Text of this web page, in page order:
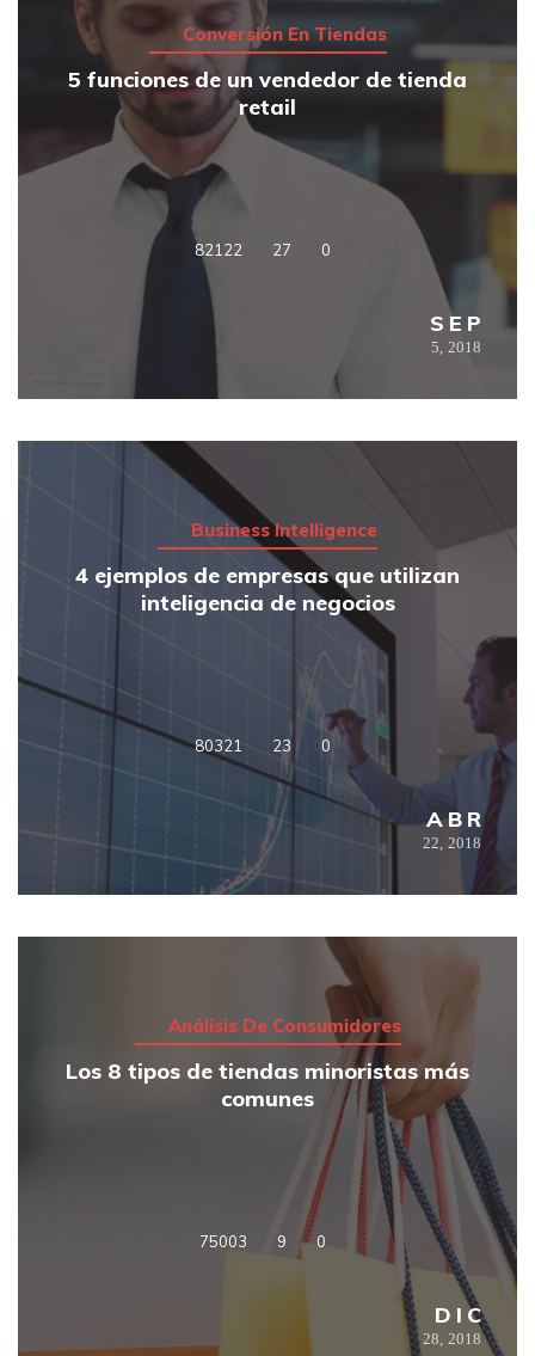
Conversión En Tiendas
5 funciones de un vendedor de tienda
retail
82122 27 0
SEP
5, 2018
Business Intelligence
4 ejemplos de empresas que utilizan
inteligencia de negocios
80321 23 0
ABR
22, 2018
Análisis De Consumidores
Los 8 tipos de tiendas minoristas más
comunes
75003 9 0
DIC
28, 2018